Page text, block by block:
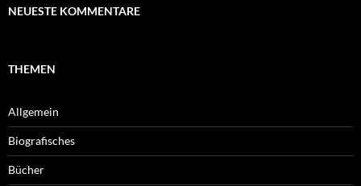
NEUESTE KOMMENTARE
THEMEN
Allgemein
Biografisches
Bücher